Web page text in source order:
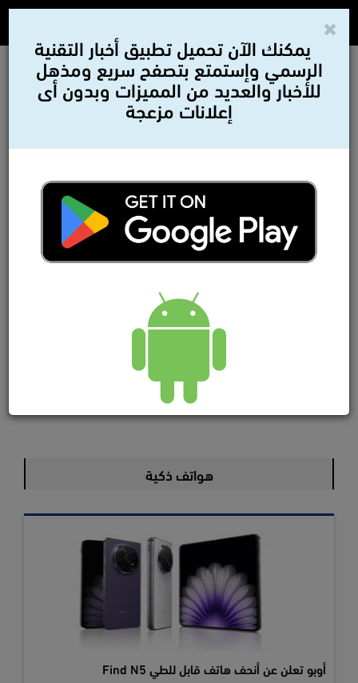
هواتف ذكية
أوبو تعلن عن أنحف هاتف قابل للطي Find N5
يمكنك الآن تحميل تطبيق أخبار التقنية
الرسمي وإستمتع بتصفح سريع ومذهل
للأخبار والعديد من المميزات وبدون أى
إعلانات مزعجة